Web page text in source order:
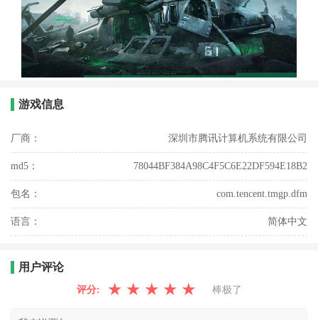
游戏信息
厂商： 深圳市腾讯计算机系统有限公司
md5： 78044BF384A98C4F5C6E22DF594E18B2
包名： com.tencent.tmgp.dfm
语言： 简体中文
用户评论
评分: ★ ★ ★ ★ ★ 棒极了